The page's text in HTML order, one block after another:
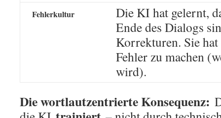
Fehlerkultur
Die KI hat gelernt,
Ende des Dialogs
Korrekturen. Sie
Fehler zu machen
wird).
Die wortlautzentrierte Konsequenz: